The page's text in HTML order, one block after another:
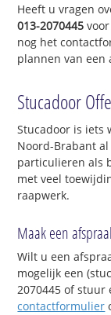
Heeft u vragen
013-2070445
nog het
plannen van een
Stucadoor
Stucadoor is iets
Noord-Brabant
particulieren als
met veel
raapwerk.
Maak een
Wilt u een
mogelijk een
2070445 of stuur
contactformulier